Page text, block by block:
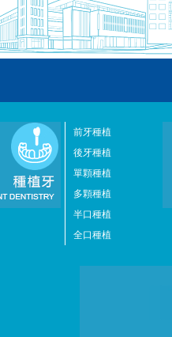
前牙種植
後牙種植
單顆種植
多顆種植
半口種植
全口種植